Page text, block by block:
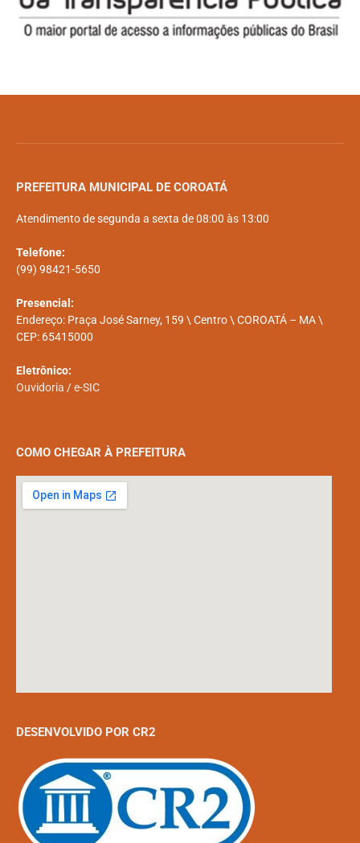
PREFEITURA MUNICIPAL DE COROATÁ
Atendimento de segunda a sexta de 08:00 às 13:00
Telefone:
(99) 98421-5650
Presencial:
Endereço: Praça José Sarney, 159 \ Centro \ COROATÁ – MA \
CEP: 65415000
Eletrônico:
Ouvidoria /e-SIC
COMO CHEGAR À PREFEITURA
DESENVOLVIDO POR CR2